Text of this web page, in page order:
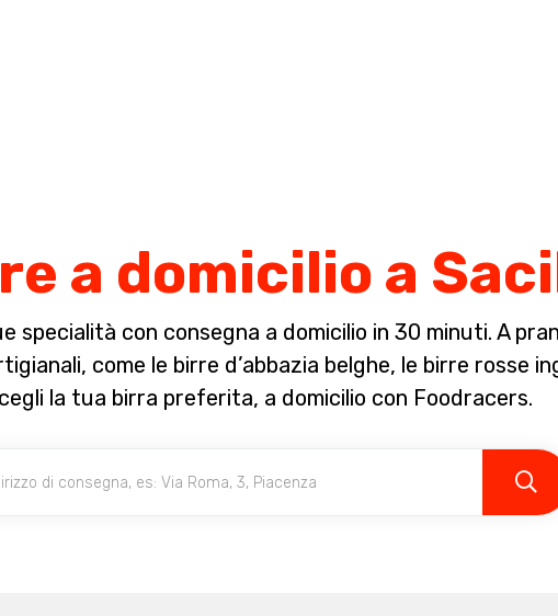
a domicilio a
specialità con consegna a domicilio in 30 minuti. A
come le birre d’abbazia belghe, le birre rosse
la tua birra preferita, a domicilio con Foodracers.